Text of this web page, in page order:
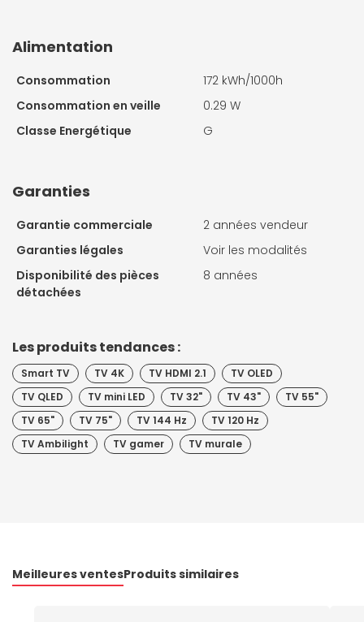
Alimentation
Consommation
172 kWh/1000h
Consommation en veille
0.29 W
Classe Energétique
G
Garanties
Garantie commerciale
2 années vendeur
Garanties légales
Voir les modalités
Disponibilité des pièces
détachées
8 années
Les produits tendances :
Smart TV TV 4K TV HDMI 2.1
TV OLED
TV QLED
TV mini LED TV 32" TV 43"
TV 55"
TV 65"
TV 75" TV 144 Hz
TV 120 Hz
TV Ambilight
TV gamer TV murale
Meilleures ventesProduits similaires